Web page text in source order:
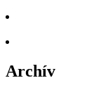
Archív